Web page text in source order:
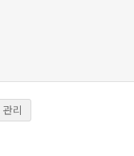
리